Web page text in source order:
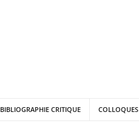
BIBLIOGRAPHIE CRITIQUE COLLOQUES